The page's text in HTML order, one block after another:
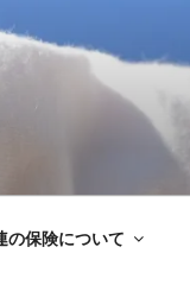
の保険について